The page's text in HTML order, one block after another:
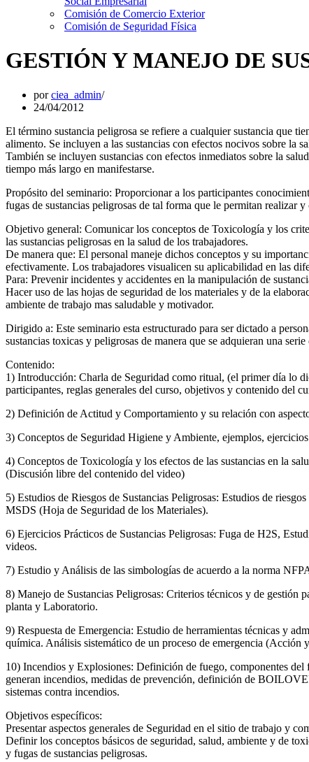
Comisión de Comercio Exterior
Comisión de Seguridad Física
GESTIÓN Y MANEJO DE
porciea_admin
24/04/2012
El término sustancia peligrosa se refiere a cualquier sustancia que
alimento. Se incluyen a las sustancias con efectos nocivos sobre la
También se incluyen sustancias con efectos inmediatos sobre la
tiempo más largo en manifestarse.
Propósito del seminario: Proporcionar a los participantes
fugas de sustancias peligrosas de tal forma que le permitan realizar
Objetivo general: Comunicar los conceptos de Toxicología y los
las sustancias peligrosas en la salud de los trabajadores.
De manera que: El personal maneje dichos conceptos y su
efectivamente. Los trabajadores visualicen su aplicabilidad en las
Para: Prevenir incidentes y accidentes en la manipulación de
Hacer uso de las hojas de seguridad de los materiales y de la
ambiente de trabajo mas saludable y motivador.
Dirigido a: Este seminario esta estructurado para ser dictado a
sustancias toxicas y peligrosas de manera que se adquieran una
Contenido:
1) Introducción: Charla de Seguridad como ritual, (el primer día lo
participantes, reglas generales del curso, objetivos y contenido del
2) Definición de Actitud y Comportamiento y su relación con
3) Conceptos de Seguridad Higiene y Ambiente, ejemplos,
4) Conceptos de Toxicología y los efectos de las sustancias en la
(Discusión libre del contenido del video)
5) Estudios de Riesgos de Sustancias Peligrosas: Estudios de
MSDS (Hoja de Seguridad de los Materiales).
6) Ejercicios Prácticos de Sustancias Peligrosas: Fuga de H2S,
videos.
7) Estudio y Análisis de las simbologías de acuerdo a la norma
8) Manejo de Sustancias Peligrosas: Criterios técnicos y de gestión
planta y Laboratorio.
9) Respuesta de Emergencia: Estudio de herramientas técnicas y
química. Análisis sistemático de un proceso de emergencia (Acción
10) Incendios y Explosiones: Definición de fuego, componentes
generan incendios, medidas de prevención, definición de
sistemas contra incendios.
Objetivos específicos:
Presentar aspectos generales de Seguridad en el sitio de trabajo y
Definir los conceptos básicos de seguridad, salud, ambiente y de
y fugas de sustancias peligrosas.